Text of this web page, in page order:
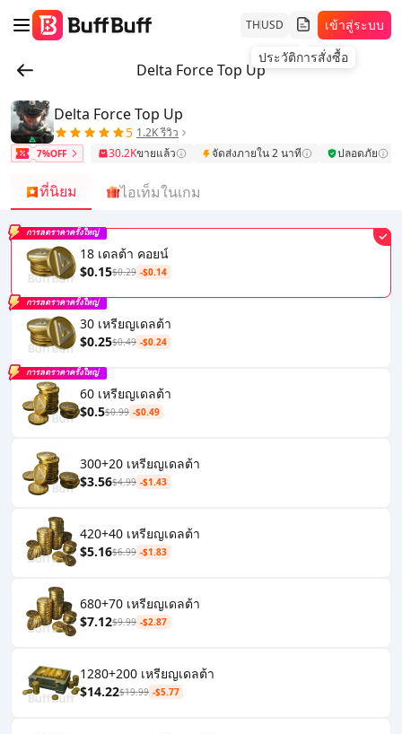
THUSD
ประวัติการสั่งซื้อ
เข้าสู่ระบบ
Delta Force Top Up
Delta Force Top Up
5 1.2K รีวิว
7%OFF 30.2Kขายแล้ว จัดส่งภายใน 2 นาที ปลอดภัย
ที่นิยม ไอเท็มในเกม
18 เดลต้า คอยน์
$0.15$0.29 -$0.14
การลดราคาครั้งใหญ่
30 เหรียญเดลต้า
$0.25$0.49 -$0.24
การลดราคาครั้งใหญ่
60 เหรียญเดลต้า
$0.5$0.99 -$0.49
การลดราคาครั้งใหญ่
300+20 เหรียญเดลต้า
$3.56$4.99 -$1.43
420+40 เหรียญเดลต้า
$5.16$6.99 -$1.83
680+70 เหรียญเดลต้า
$7.12$9.99 -$2.87
1280+200 เหรียญเดลต้า
$14.22$19.99 -$5.77